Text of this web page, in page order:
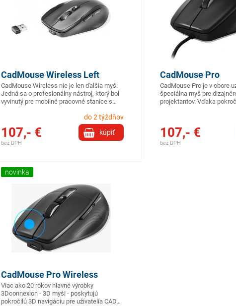
CadMouse Wireless Left
CadMouse Wireless nie je len ďalšia myš.
Jedná sa o profesionálny nástroj, ktorý bol
vyvinutý pre mobilné pracovné stanice s…
do 2 týždňov
kúpiť
107,- €
bez DPH
CadMouse Pro
CadMouse Pro je v obore
špeciálna myš pre
projektantov. Vďaka
107,- €
bez DPH
novinka
CadMouse Pro Wireless
Viac ako 20 rokov hlavné výrobky
3Dconnexion - 3D myši - poskytujú
pokročilú 3D navigáciu pre užívatelia CAD…